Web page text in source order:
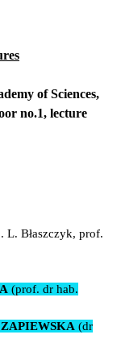
of Sciences,
no.1, lecture
L. Błaszczyk, prof.
(prof. dr hab.
(dr